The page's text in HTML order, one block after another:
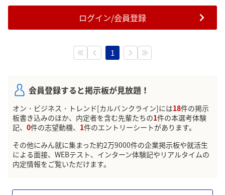
い・・申し訳ないっす！！！
ログイン/会員登録
1
会員登録すると掲示板が見放題！
オン・ビジネス・トレンド[カルバンクライン]には18件の掲示
板書き込みのほか、内定者を含む先輩たちの1件の本選考体験
記、 0件の志望動機、 1件のエントリーシートがあります。
その他にみん就に集まった約2万9000件の企業掲示板や就活生
による面接、WEBテスト、インターン体験記やリアルタイムの
内定情報をご覧いただけます。